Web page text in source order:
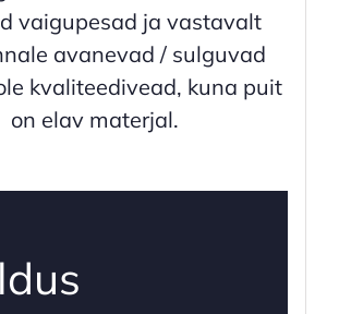
vaigupesad ja vastavalt
avanevad / sulguvad
kvaliteedivead, kuna puit
on elav materjal.